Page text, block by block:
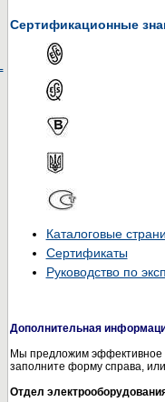
Сертификационные
Каталоговые
Сертификаты
Руководство по
Дополнительная
Мы предложим эффективное
заполните форму справа,
Отдел